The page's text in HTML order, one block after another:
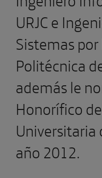
URJC e
Sistemas
Politécnica
además le
Honorífico
año 2012.